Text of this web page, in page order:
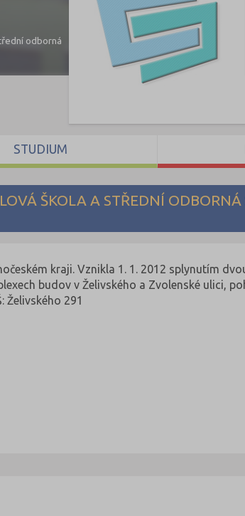
odborná
ŠKOLA A STŘEDNÍ
kraji. Vznikla 1. 1. 2012 splynutím
budov v Želivského a Zvolenské ulici,
Želivského 291
STUDIUM